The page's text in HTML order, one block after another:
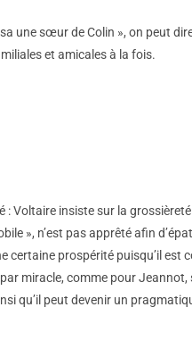
une sœur de Colin », on peut
et amicales à la fois.
Voltaire insiste sur la
», n’est pas apprêté afin
certaine prospérité puisqu’il
miracle, comme pour
qu’il peut devenir un